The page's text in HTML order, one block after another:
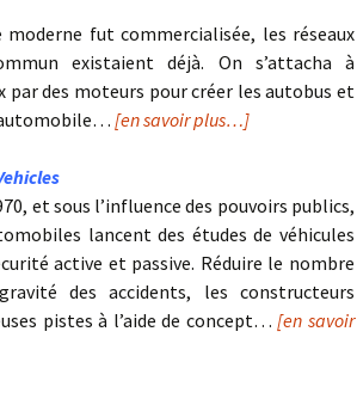
moderne fut commercialisée, les réseaux
existaient déjà. On s’attacha à
par des moteurs pour créer les autobus et
[en savoir plus…]
et sous l’influence des pouvoirs publics,
lancent des études de véhicules
active et passive. Réduire le nombre
des accidents, les constructeurs
pistes à l’aide de concept…[en savoir